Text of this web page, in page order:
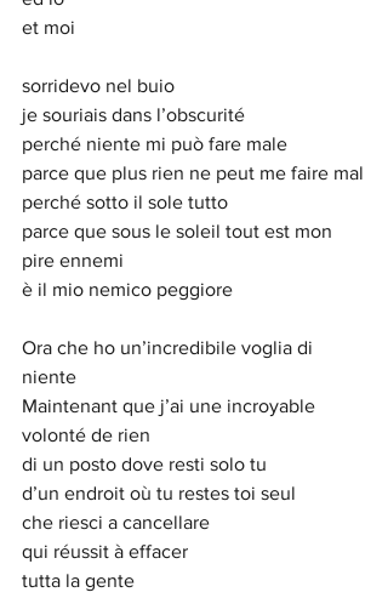
et moi
sorridevo nel buio
je souriais dans l’obscurité
perché niente mi può fare male
parce que plus rien ne peut me faire mal
perché sotto il sole tutto
parce que sous le soleil tout est mon
pire ennemi
è il mio nemico peggiore
Ora che ho un’incredibile voglia di
niente
Maintenant que j’ai une incroyable
volonté de rien
di un posto dove resti solo tu
d’un endroit où tu restes toi seul
che riesci a cancellare
qui réussit à effacer
tutta la gente